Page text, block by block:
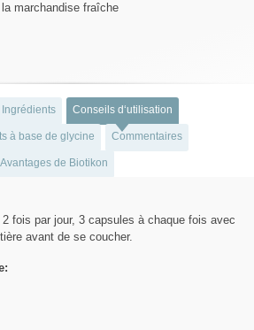
marchandise fraîche
Ingrédients Conseils d‘utilisation
à base de glycine Commentaires
Avantages de Biotikon
fois par jour, 3 capsules à chaque fois avec
avant de se coucher.